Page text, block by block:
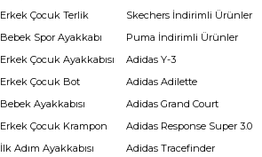
Erkek Çocuk Terlik
Bebek Spor Ayakkabı
Erkek Çocuk Ayakkabısı
Erkek Çocuk Bot
Bebek Ayakkabısı
Erkek Çocuk Krampon
İlk Adım Ayakkabısı
Skechers İndirimli Ürünler
Puma İndirimli Ürünler
Adidas Y-3
Adidas Adilette
Adidas Grand Court
Adidas Response Super 3.0
Adidas Tracefinder